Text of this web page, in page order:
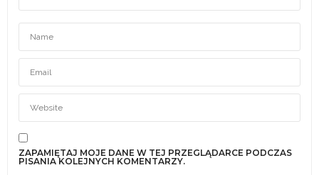
ZAPAMIĘTAJ MOJE DANE W TEJ PRZEGLĄDARCE PODCZAS
PISANIA KOLEJNYCH KOMENTARZY.